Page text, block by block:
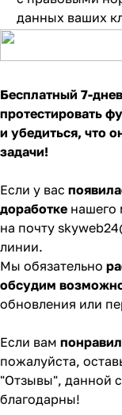
данных ваших
Бесплатный 7-
протестировать
и убедиться, что
задачи!
Если у вас
доработке нашего
на почту
линии.
Мы обязательно
обсудим
обновления или
Если вам
пожалуйста,
"Отзывы", данной
благодарны!